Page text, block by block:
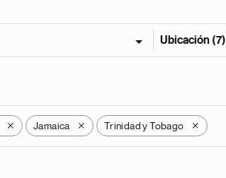
Ubicación (7)
X Jamaica X Trinidad y Tobago X